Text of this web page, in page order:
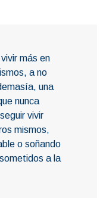
más en
a no
una
nunca
vivir
mismos,
o soñando
a la